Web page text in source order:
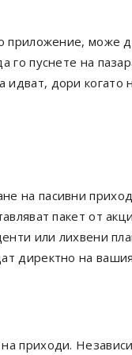
приложение, може
го пуснете на
дори когато
на пасивни
пакет от
или лихвени
директно на вашия
приходи.